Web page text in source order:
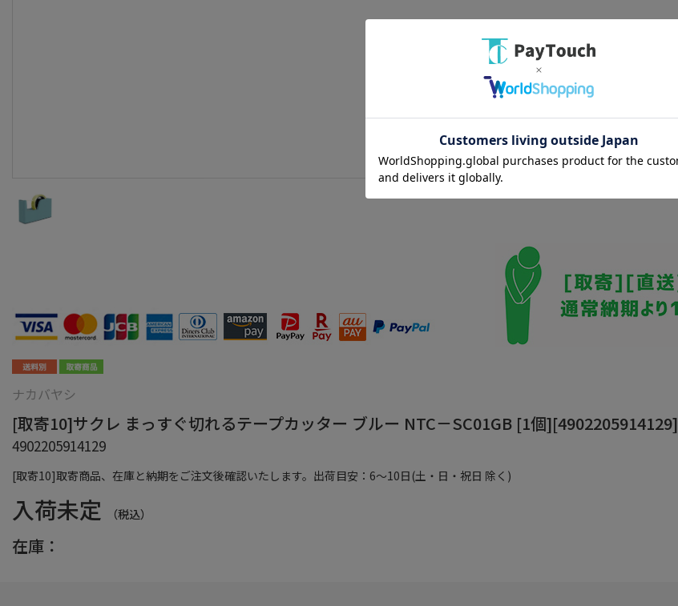
[取寄10]取寄商品、在庫と納期をご注文後確認いたします。出荷目安：6～10日(土・日・祝日 除く)
ナカバヤシ
[取寄10]サクレ まっすぐ切れるテープカッター ブルー NTC－SC01GB [1個][4902205914129]
4902205914129
入荷未定 （税込）
在庫：